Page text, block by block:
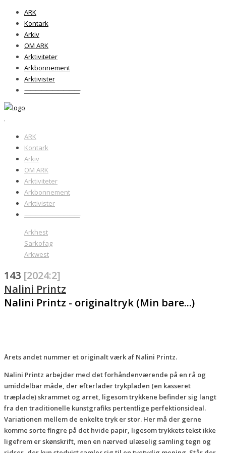
ARK
Kontark
Arkiv
OM ARK
Arktiviteter
Arkbonnement
Arktivister
——————————
.
ARK
Kontark
Arkiv
OM ARK
Arktiviteter
Arkbonnement
Arktivister
——————————
Arkhest
Sarkofag
Arkwest
143 [2024:2]
Nalini Printz
Nalini Printz - originaltryk (Min bare...)
Årets andet nummer et originalt værk af Nalini Printz.
Nalini Printz arbejder med det forhåndenværende på en rå og
umiddelbar måde, der efterlader trykpladen (en kasseret
træplade) skrammet og arret, ligesom trykkene befinder sig langt
fra den traditionelle kunstgrafiks pertentlige perfektionsideal.
Variationen mellem de enkelte tryk er stor. Her må der gerne
komme sorte fingre på det hvide papir, ligesom trykkets tekst ikke
ligefrem er skønskrift, men en nærved ulæselig samling tegn og